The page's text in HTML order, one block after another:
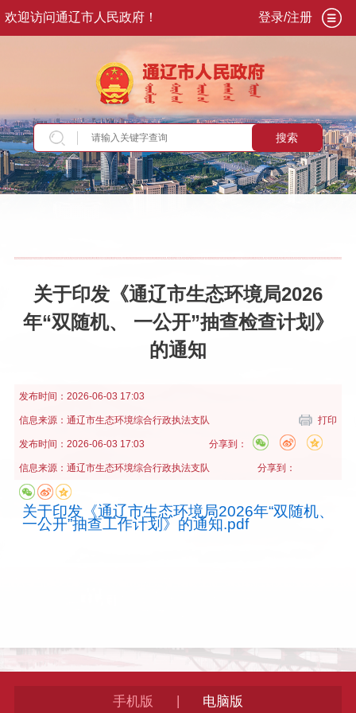
欢迎访问通辽市人民政府！ 登录/注册
搜索
当前位置：首页>政务公开>政府信息公开>法
督检查
关于印发《通辽市生态环境局2026
年“双随机、 一公开”抽查检查计划》
的通知
发布时间： 2026-06-03 17:03
信息来源： 通辽市生态环境综合行政执法支队 打印
分享到：
发布时间： 2026-06-03 17:03
信息来源： 通辽市生态环境综合行政执法支队 分享到：
关于印发《通辽市生态环境局2026年“双随机、
一公开”抽查工作计划》的通知.pdf
手机版 电脑版